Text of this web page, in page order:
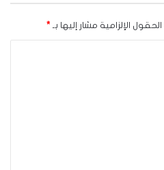
الحقول الإلزامية مشار إليها بـ *